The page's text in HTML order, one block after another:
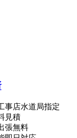
事店水道局指定
見積
張無料